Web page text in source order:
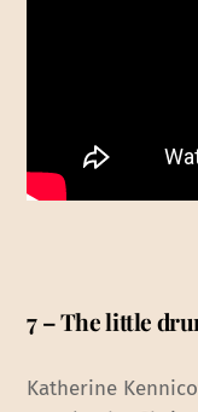
7 – The little
Katherine